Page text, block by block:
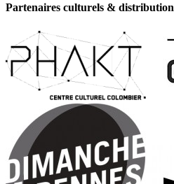
Partenaires culturels & distribution